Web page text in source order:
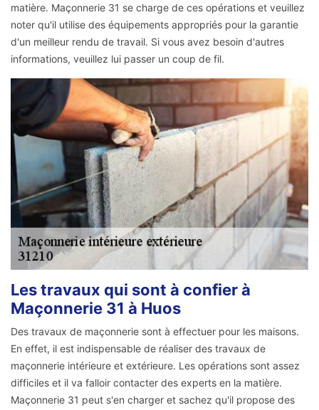
matière. Maçonnerie 31 se charge de ces opérations et veuillez
noter qu'il utilise des équipements appropriés pour la garantie
d'un meilleur rendu de travail. Si vous avez besoin d'autres
informations, veuillez lui passer un coup de fil.
Les travaux qui sont à confier à
Maçonnerie 31 à Huos
Des travaux de maçonnerie sont à effectuer pour les maisons.
En effet, il est indispensable de réaliser des travaux de
maçonnerie intérieure et extérieure. Les opérations sont assez
difficiles et il va falloir contacter des experts en la matière.
Maçonnerie 31 peut s'en charger et sachez qu'il propose des